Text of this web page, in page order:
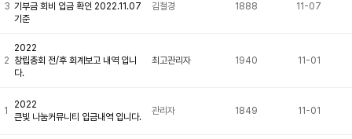
3 기부금 회비 입금 확인 2022.11.07
기준
김철경 1888 11-07
2
2022
창립총회 전/후 회계보고 내역 입니
다.
최고관리자 1940 11-01
1
2022
큰빛 나눔커뮤니티 입금내역 입니다.
관리자 1849 11-01